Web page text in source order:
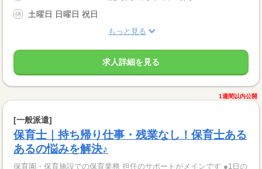
土曜日 日曜日 祝日
もっと見る
求人詳細を見る
1週間以内公開
[一般派遣]
保育士｜持ち帰り仕事・残業なし！保育士ある
あるの悩みを解決♪
保育園・保育施設での保育業務 担任のサポートがメインです ●1日の